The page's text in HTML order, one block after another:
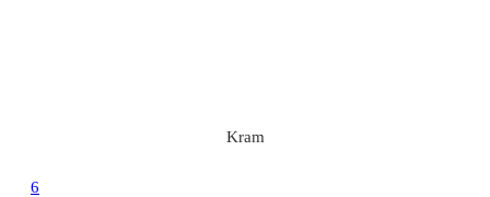
Kram
6